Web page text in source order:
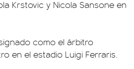
Krstovic y Nicola Sansone en
como el árbitro
en el estadio Luigi Ferraris.